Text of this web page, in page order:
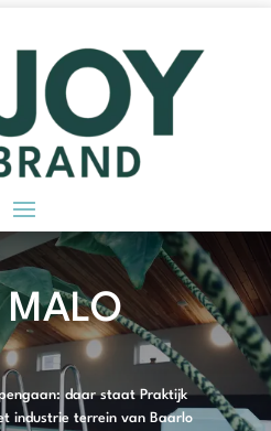
MALO
M
daar staat Praktijk
industrie terrein van Baarlo